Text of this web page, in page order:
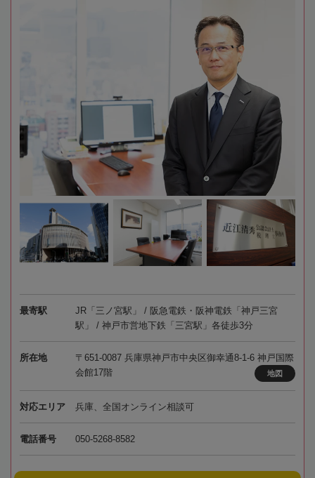
最寄駅
JR「三ノ宮駅」 / 阪急電鉄・阪神電鉄「神戸三宮
駅」 / 神戸市営地下鉄「三宮駅」各徒歩3分
所在地
〒651-0087 兵庫県神戸市中央区御幸通8-1-6 神戸国際
会館17階
地図
対応エリア 兵庫、全国オンライン相談可
電話番号 050-5268-8582